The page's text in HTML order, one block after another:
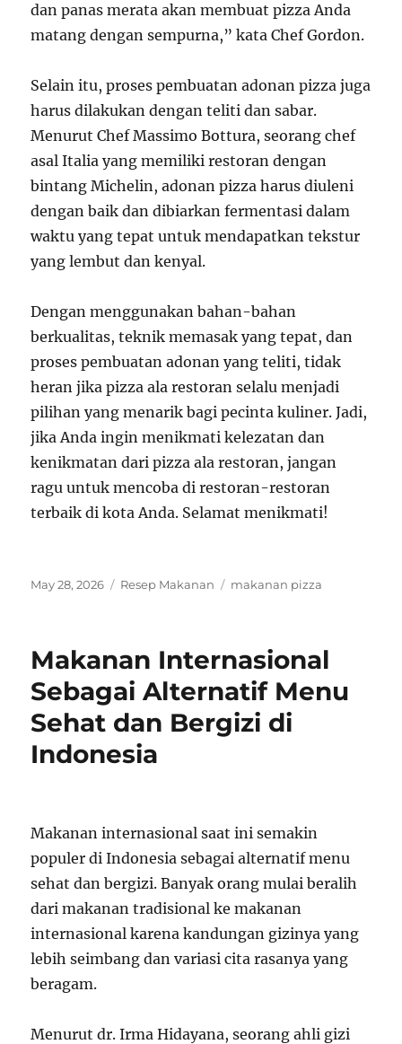
dan panas merata akan membuat pizza Anda
matang dengan sempurna,” kata Chef Gordon.
Selain itu, proses pembuatan adonan pizza juga
harus dilakukan dengan teliti dan sabar.
Menurut Chef Massimo Bottura, seorang chef
asal Italia yang memiliki restoran dengan
bintang Michelin, adonan pizza harus diuleni
dengan baik dan dibiarkan fermentasi dalam
waktu yang tepat untuk mendapatkan tekstur
yang lembut dan kenyal.
Dengan menggunakan bahan-bahan
berkualitas, teknik memasak yang tepat, dan
proses pembuatan adonan yang teliti, tidak
heran jika pizza ala restoran selalu menjadi
pilihan yang menarik bagi pecinta kuliner. Jadi,
jika Anda ingin menikmati kelezatan dan
kenikmatan dari pizza ala restoran, jangan
ragu untuk mencoba di restoran-restoran
terbaik di kota Anda. Selamat menikmati!
Posted
May 28, 2026 Categories
Resep Makanan Tags
makanan pizza
Makanan Internasional
Sebagai Alternatif Menu
Sehat dan Bergizi di
Indonesia
Makanan internasional saat ini semakin
populer di Indonesia sebagai alternatif menu
sehat dan bergizi. Banyak orang mulai beralih
dari makanan tradisional ke makanan
internasional karena kandungan gizinya yang
lebih seimbang dan variasi cita rasanya yang
beragam.
Menurut dr. Irma Hidayana, seorang ahli gizi